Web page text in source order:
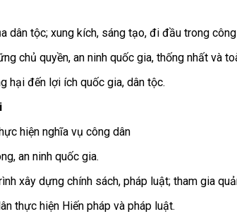
dân tộc; xung kích, sáng tạo, đi đầu trong
chủ quyền, an ninh quốc gia, thống nhất và
hại đến lợi ích quốc gia, dân tộc.
hiện nghĩa vụ công dân
an ninh quốc gia.
xây dựng chính sách, pháp luật; tham gia
thực hiện Hiến pháp và pháp luật.